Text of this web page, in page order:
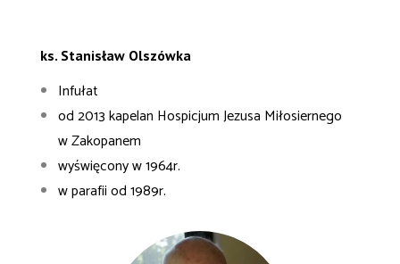
ks. Stanisław Olszówka
Infułat
od 2013 kapelan Hospicjum Jezusa Miłosiernego
w Zakopanem
wyświęcony w 1964r.
w parafii od 1989r.